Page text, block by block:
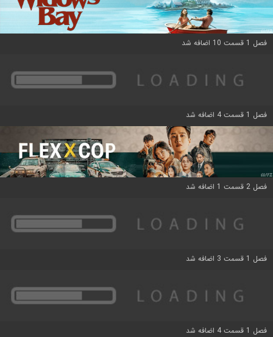
فصل 1 قسمت 10 اضافه شد
فصل 1 قسمت 4 اضافه شد
فصل 2 قسمت 1 اضافه شد
فصل 1 قسمت 3 اضافه شد
فصل 1 قسمت 4 اضافه شد